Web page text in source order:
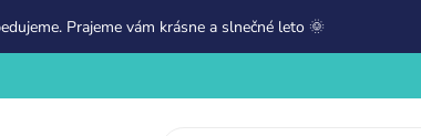
Prajeme vám krásne a slnečné leto 🌞